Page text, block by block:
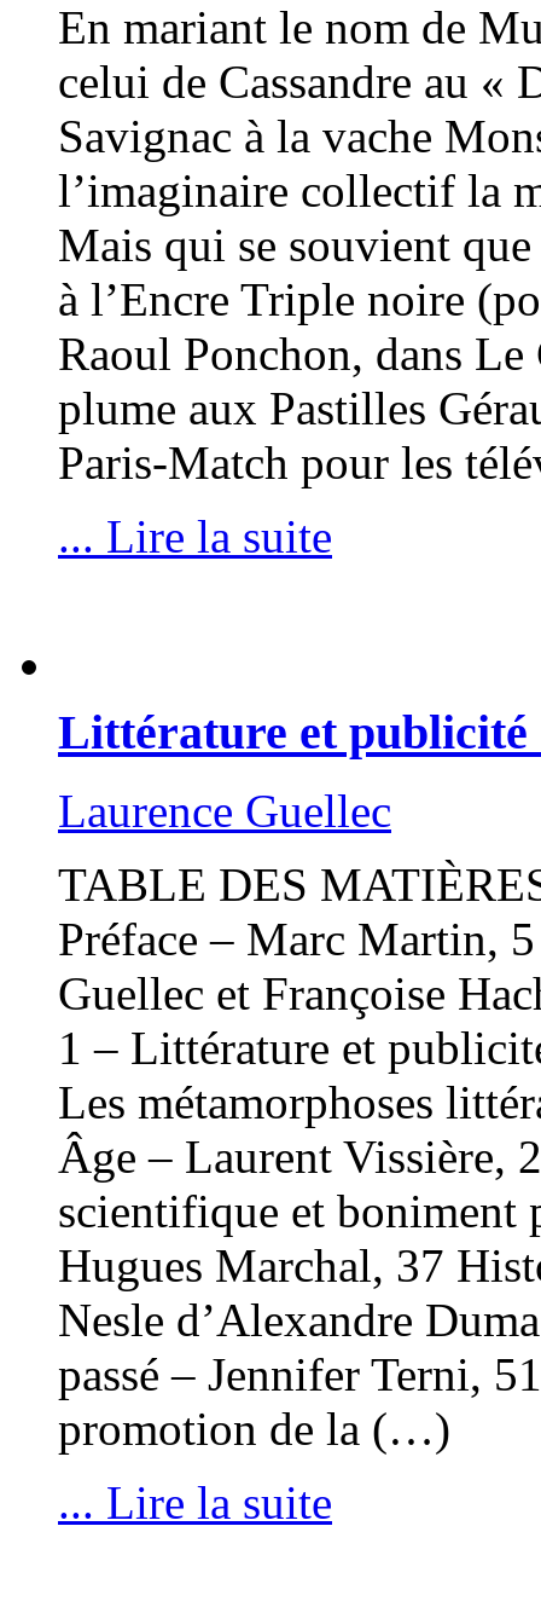
En mariant le nom de
celui de Cassandre au «
Savignac à la vache
l’imaginaire collectif la
Mais qui se souvient
à l’Encre Triple noire
Raoul Ponchon, dans
plume aux Pastilles
Paris-Match pour les
... Lire la suite
Littérature et publicité
Laurence Guellec
TABLE DES
Préface – Marc Martin,
Guellec et Françoise
1 – Littérature et
Les métamorphoses
Âge – Laurent Vissière,
scientifique et
Hugues Marchal, 37
Nesle d’Alexandre
passé – Jennifer Terni,
promotion de la (…)
... Lire la suite